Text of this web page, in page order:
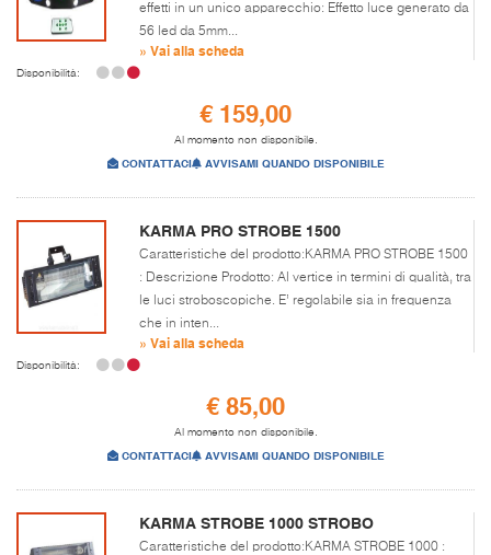
effetti in un unico apparecchio: Effetto luce generato da
56 led da 5mm...
» Vai alla scheda
Disponibilità:
€ 159,00
Al momento non disponibile.
CONTATTACI AVVISAMI QUANDO DISPONIBILE
KARMA PRO STROBE 1500
Caratteristiche del prodotto:KARMA PRO STROBE 1500
: Descrizione Prodotto: Al vertice in termini di qualità, tra
le luci stroboscopiche. E’ regolabile sia in frequenza
che in inten...
» Vai alla scheda
Disponibilità:
€ 85,00
Al momento non disponibile.
CONTATTACI AVVISAMI QUANDO DISPONIBILE
KARMA STROBE 1000 STROBO
Caratteristiche del prodotto:KARMA STROBE 1000 :